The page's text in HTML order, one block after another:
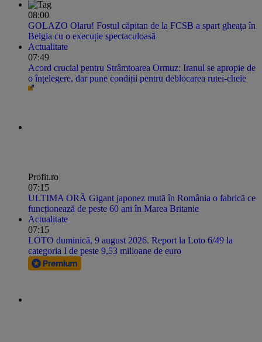
08:00
GOLAZO Olaru! Fostul căpitan de la FCSB a spart gheața în
Belgia cu o execuție spectaculoasă
Actualitate
07:49
Acord crucial pentru Strâmtoarea Ormuz: Iranul se apropie de
o înțelegere, dar pune condiții pentru deblocarea rutei-cheie
Profit.ro
07:15
ULTIMA ORĂ Gigant japonez mută în România o fabrică ce
funcționează de peste 60 ani în Marea Britanie
Actualitate
07:15
LOTO duminică, 9 august 2026. Report la Loto 6/49 la
categoria I de peste 9,53 milioane de euro